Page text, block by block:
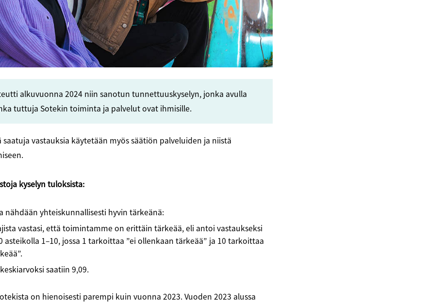
alkuvuonna 2024 niin sanotun tunnettuuskyselyn, jonka avulla
tuttuja Sotekin toiminta ja palvelut ovat ihmisille.
vastauksia käytetään myös säätiön palveluiden ja niistä
kyselyn tuloksista:
nähdään yhteiskunnallisesti hyvin tärkeänä:
vastasi, että toimintamme on erittäin tärkeää, eli antoi vastaukseksi
asteikolla 1–10, jossa 1 tarkoittaa ”ei ollenkaan tärkeää” ja 10 tarkoittaa
saatiin 9,09.
on hienoisesti parempi kuin vuonna 2023. Vuoden 2023 alussa